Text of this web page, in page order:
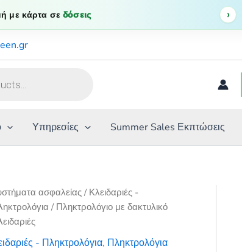
με κάρτα σεδόσεις ›
Υπηρεσίες Summer Sales Εκπτώσεις
ασφαλείας / Κλειδαριές -
/ Πληκτρολόγιο με δακτυλικό
- Πληκτρολόγια, Πληκτρολόγια
93,00 €.
για